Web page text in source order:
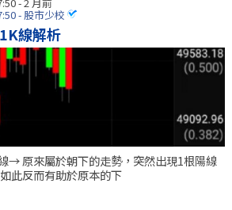
- 股市少校
線解析
→ 原來屬於朝下的走勢，突然出現1根陽線
此反而有助於原本的下